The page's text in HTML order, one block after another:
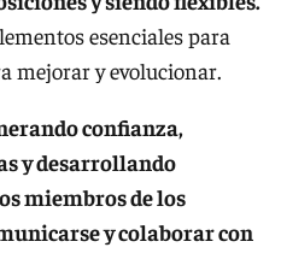
esenciales para
mejorar y evolucionar.
confianza,
y desarrollando
miembros de los
y colaborar con